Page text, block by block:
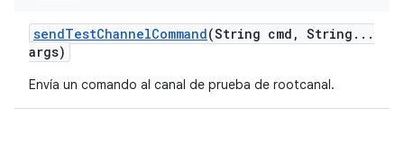
sendTestChannelCommand(String cmd , String . . .
args)
Envía un comando al canal de prueba de rootcanal.